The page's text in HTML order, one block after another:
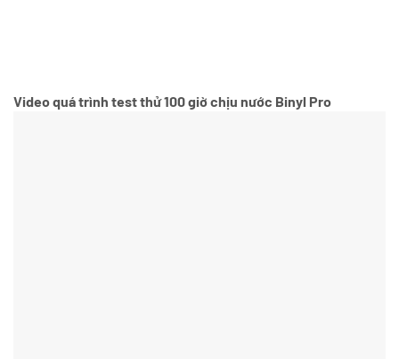
Video quá trình test thử 100 giờ chịu nước Binyl Pro